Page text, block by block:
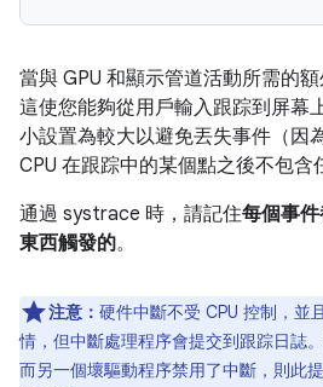
當與 GPU 和顯示管道活動所需的
這使您能夠從用戶輸入跟踪到屏幕
小設置為較大以避免丟失事件（因
CPU 在跟踪中的某個點之後不包含
通過 systrace 時，請記住每個事
東西觸發的。
注意： 硬件中斷不受 CPU 控制，
情，但中斷處理程序會提交到跟踪日誌
而另一個壞驅動程序禁用了中斷，則此